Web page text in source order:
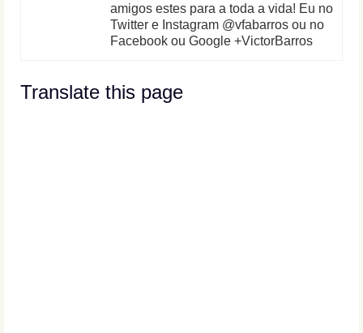
amigos estes para a toda a vida! Eu no
Twitter e Instagram @vfabarros ou no
Facebook ou Google +VictorBarros
Translate this page